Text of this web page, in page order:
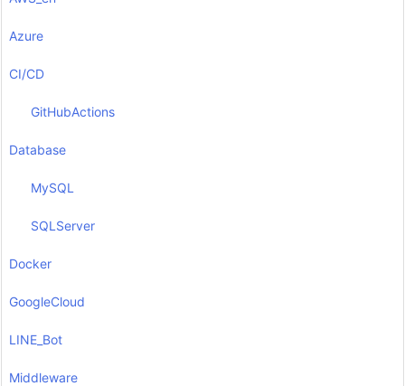
Azure
CI/CD
GitHubActions
Database
MySQL
SQLServer
Docker
GoogleCloud
LINE_Bot
Middleware